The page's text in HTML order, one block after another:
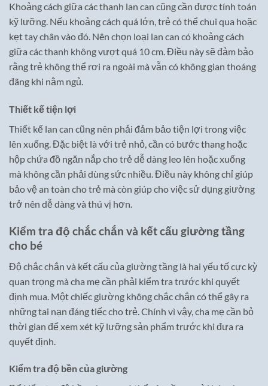
Khoảng cách giữa các thanh lan can cũng cần được tính toán
kỹ lưỡng. Nếu khoảng cách quá lớn, trẻ có thể chui qua hoặc
kẹt tay chân vào đó. Nên chọn loại lan can có khoảng cách
giữa các thanh không vượt quá 10 cm. Điều này sẽ đảm bảo
rằng trẻ không thể rơi ra ngoài mà vẫn có không gian thoáng
đãng khi nằm ngủ.
Thiết kế tiện lợi
Thiết kế lan can cũng nên phải đảm bảo tiện lợi trong việc
lên xuống. Đặc biệt là với trẻ nhỏ, cần có bước thang hoặc
hộp chứa đồ ngăn nắp cho trẻ dễ dàng leo lên hoặc xuống
mà không cần phải dùng sức nhiều. Điều này không chỉ giúp
bảo vệ an toàn cho trẻ mà còn giúp cho việc sử dụng giường
trở nên dễ dàng và thú vị hơn.
Kiểm tra độ chắc chắn và kết cấu giường tầng
cho bé
Độ chắc chắn và kết cấu của giường tầng là hai yếu tố cực kỳ
quan trọng mà cha mẹ cần phải kiểm tra trước khi quyết
định mua. Một chiếc giường không chắc chắn có thể gây ra
những tai nạn đáng tiếc cho trẻ. Chính vì vậy, cha mẹ cần bỏ
thời gian để xem xét kỹ lưỡng sản phẩm trước khi đưa ra
quyết định.
Kiểm tra độ bền của giường